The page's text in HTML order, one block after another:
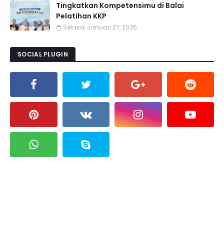
Tingkatkan Kompetensimu di Balai
Pelatihan KKP
Selasa, Januari 27, 2026
SOCIAL PLUGIN